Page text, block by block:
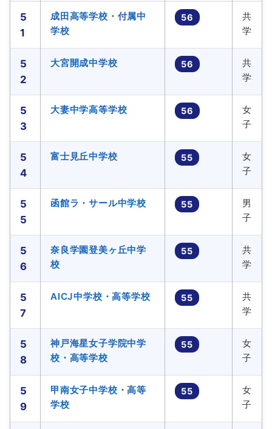
5
1
成田高等学校・付属中
学校
56
共
学
5
2
大宮開成中学校 56
共
学
5
3
大妻中学高等学校 56
女
子
5
4
富士見丘中学校 55
女
子
5
5
函館ラ・サール中学校 55
男
子
5
6
奈良学園登美ヶ丘中学
校
55
共
学
5
7
AICJ中学校・高等学校 55
共
学
5
8
神戸海星女子学院中学
校・高等学校
55
女
子
5
9
甲南女子中学校・高等
学校
55
女
子